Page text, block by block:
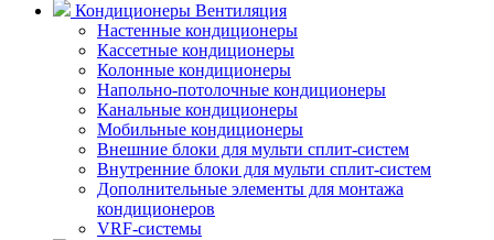
Кондиционеры Вентиляция
Настенные кондиционеры
Кассетные кондиционеры
Колонные кондиционеры
Напольно-потолочные кондиционеры
Канальные кондиционеры
Мобильные кондиционеры
Внешние блоки для мульти сплит-систем
Внутренние блоки для мульти сплит-систем
Дополнительные элементы для монтажа
кондиционеров
VRF-системы